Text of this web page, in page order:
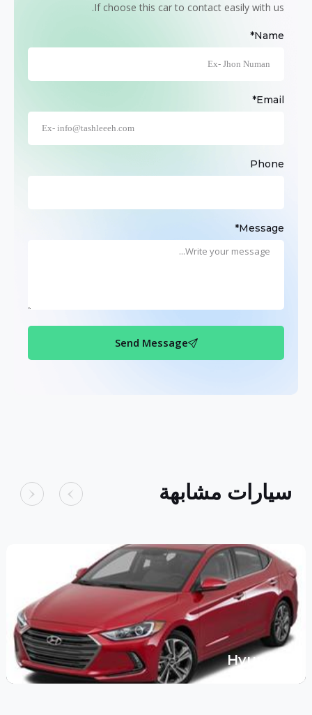
If choose this car to contact easily with us.
Name*
Email*
Phone
Message*
Send Message
سيارات مشابهة
Hyundai